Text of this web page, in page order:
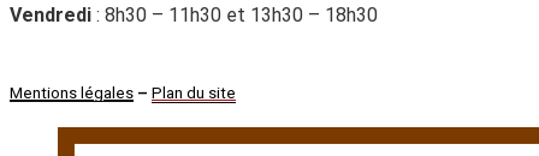
Vendredi : 8h30 – 11h30 et 13h30 – 18h30
Mentions légales – Plan du site